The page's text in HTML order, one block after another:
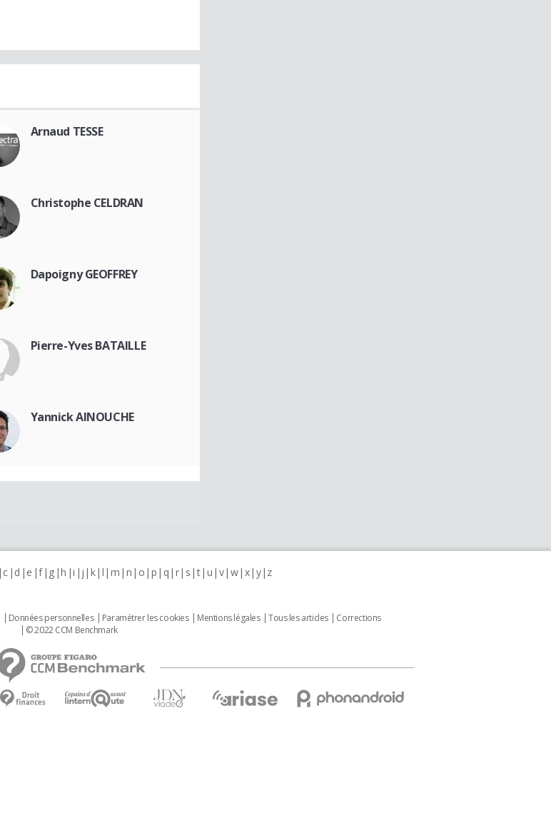
Arnaud TESSE
Christophe CELDRAN
Dapoigny GEOFFREY
Pierre-Yves BATAILLE
Yannick AINOUCHE
c d e f g h i j k l m n o p q r s t u v w x y z
Données personnelles Paramétrer les cookies Mentions légales Tous les articles
Corrections
© 2022 CCM Benchmark